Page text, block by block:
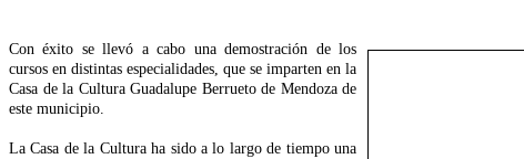
Con éxito se llevó a cabo una demostración de los
cursos en distintas especialidades, que se imparten en la
Casa de la Cultura Guadalupe Berrueto de Mendoza de
este municipio.
La Casa de la Cultura ha sido a lo largo de tiempo una